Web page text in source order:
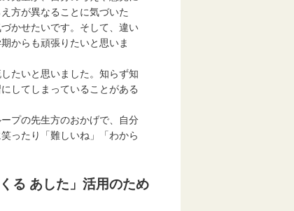
方が異なることに気づいた
かせたいです。そして、違い
からも頑張りたいと思いま
たいと思いました。知らず知
してしまっていることがある
プの先生方のおかげで、自分
ったり「難しいね」「わから
る あした」活用のため